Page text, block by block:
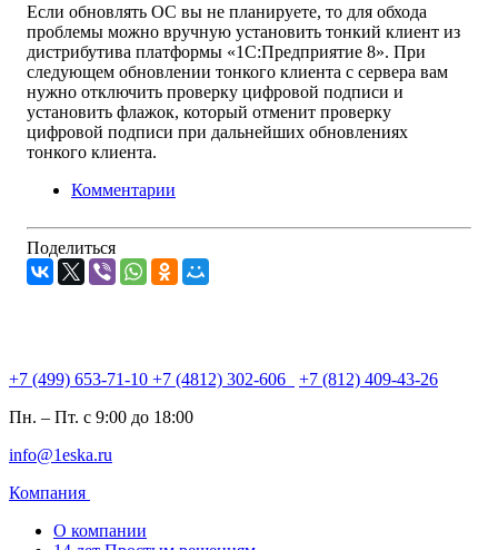
Если обновлять ОС вы не планируете, то для обхода
проблемы можно вручную установить тонкий клиент из
дистрибутива платформы «1С:Предприятие 8». При
следующем обновлении тонкого клиента с сервера вам
нужно отключить проверку цифровой подписи и
установить флажок, который отменит проверку
цифровой подписи при дальнейших обновлениях
тонкого клиента.
Комментарии
Поделиться
+7 (499) 653-71-10 +7 (4812) 302-606
+7 (812) 409-43-26
Пн. – Пт. с 9:00 до 18:00
info@1eska.ru
Компания
О компании